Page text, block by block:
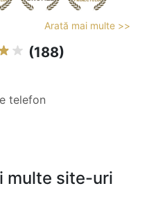
Arată mai multe >>
(188)
telefon
multe site-uri